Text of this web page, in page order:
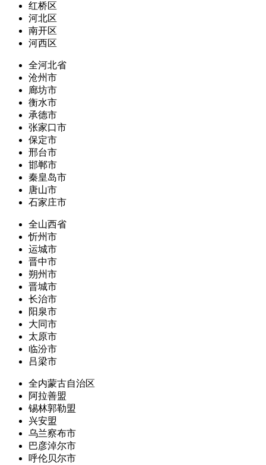
红桥区
河北区
南开区
河西区
全河北省
沧州市
廊坊市
衡水市
承德市
张家口市
保定市
邢台市
邯郸市
秦皇岛市
唐山市
石家庄市
全山西省
忻州市
运城市
晋中市
朔州市
晋城市
长治市
阳泉市
大同市
太原市
临汾市
吕梁市
全内蒙古自治区
阿拉善盟
锡林郭勒盟
兴安盟
乌兰察布市
巴彦淖尔市
呼伦贝尔市